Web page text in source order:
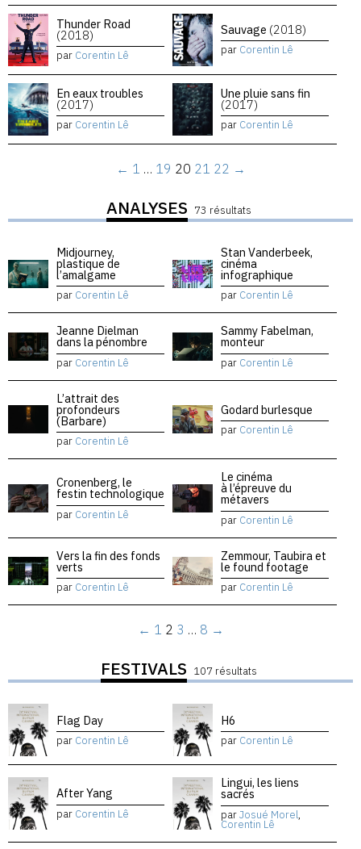
Thunder Road
(2018)
par Corentin Lê
Sauvage (2018)
par Corentin Lê
En eaux troubles
(2017)
par Corentin Lê
Une pluie sans fin
(2017)
par Corentin Lê
← 1 … 19 20 21 22 →
ANALYSES 73 résultats
Midjourney,
plastique de
l’amalgame
par Corentin Lê
Stan Vanderbeek,
cinéma
infographique
par Corentin Lê
Jeanne Dielman
dans la pénombre
par Corentin Lê
Sammy Fabelman,
monteur
par Corentin Lê
L’attrait des
profondeurs
(Barbare)
par Corentin Lê
Godard burlesque
par Corentin Lê
Cronenberg, le
festin technologique
par Corentin Lê
Le cinéma
à l’épreuve du
métavers
par Corentin Lê
Vers la fin des fonds
verts
par Corentin Lê
Zemmour, Taubira et
le found footage
par Corentin Lê
← 1 2 3 … 8 →
FESTIVALS 107 résultats
Flag Day
par Corentin Lê
H6
par Corentin Lê
After Yang
par Corentin Lê
Lingui, les liens
sacrés
parJosué Morel,
Corentin Lê